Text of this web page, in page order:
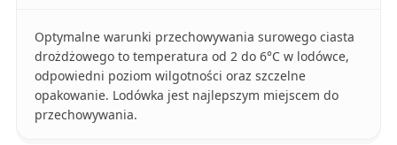
Optymalne warunki przechowywania surowego ciasta
drożdżowego to temperatura od 2 do 6°C w lodówce,
odpowiedni poziom wilgotności oraz szczelne
opakowanie. Lodówka jest najlepszym miejscem do
przechowywania.